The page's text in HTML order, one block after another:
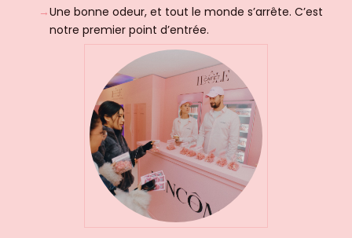
Une bonne odeur, et tout le monde s’arrête. C’est
notre premier point d’entrée.